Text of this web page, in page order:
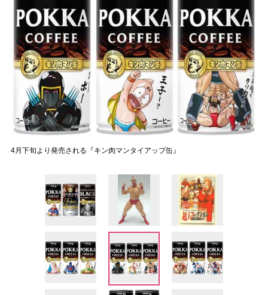
4月下旬より発売される『キン肉マンタイアップ缶』